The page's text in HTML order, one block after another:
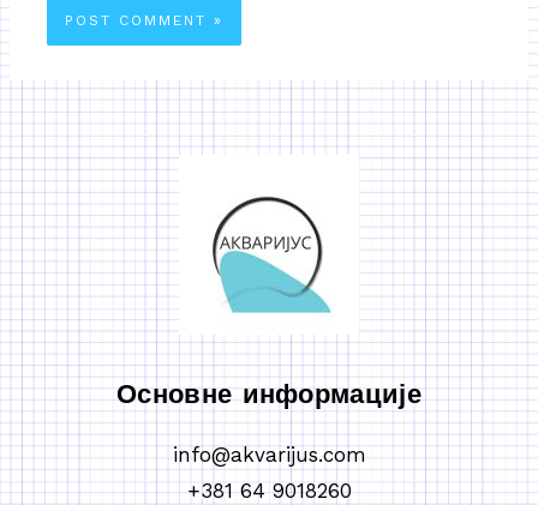
Основне информације
info@akvarijus.com
+381 64 9018260